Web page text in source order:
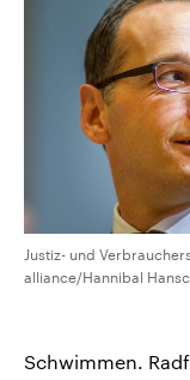
Justiz- und
alliance/Hannibal
Schwimmen.